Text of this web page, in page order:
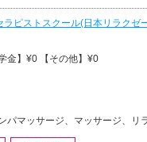
ストスクール(日本リラクゼーション認定
金】¥0 【その他】¥0
ッサージ、マッサージ、リラクゼーシ